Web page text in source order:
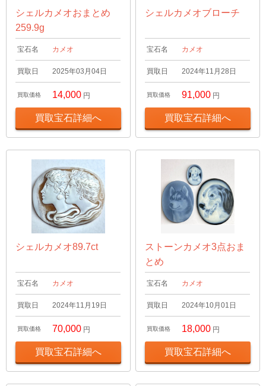
シェルカメオおまとめ
259.9g
宝石名 カメオ
買取日 2025年03月04日
買取価格 14,000 円
買取宝石詳細へ
シェルカメオブローチ
宝石名 カメオ
買取日 2024年11月28日
買取価格 91,000 円
買取宝石詳細へ
シェルカメオ89.7ct
宝石名 カメオ
買取日 2024年11月19日
買取価格 70,000 円
買取宝石詳細へ
ストーンカメオ3点おま
とめ
宝石名 カメオ
買取日 2024年10月01日
買取価格 18,000 円
買取宝石詳細へ